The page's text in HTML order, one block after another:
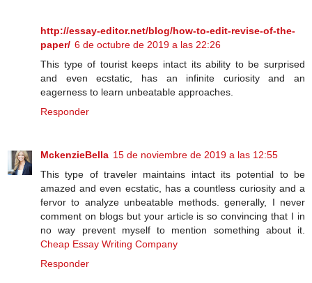
http://essay-editor.net/blog/how-to-edit-revise-of-the-
paper/ 6 de octubre de 2019 a las 22:26
This type of tourist keeps intact its ability to be surprised
and even ecstatic, has an infinite curiosity and an
eagerness to learn unbeatable approaches.
Responder
MckenzieBella 15 de noviembre de 2019 a las 12:55
This type of traveler maintains intact its potential to be
amazed and even ecstatic, has a countless curiosity and a
fervor to analyze unbeatable methods. generally, I never
comment on blogs but your article is so convincing that I in
no way prevent myself to mention something about it.
Cheap Essay Writing Company
Responder